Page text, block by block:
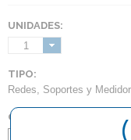
UNIDADES:
1
TIPO:
Redes, Soportes y
COLOR: